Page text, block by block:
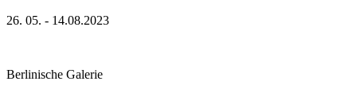
26. 05. - 14.08.2023
Berlinische Galerie